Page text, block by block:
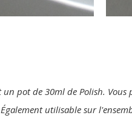
pot de 30ml de Polish.
utilisable sur